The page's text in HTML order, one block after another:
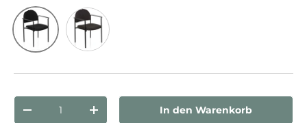
Menge verringernMenge erhöhenIn den Warenkorb